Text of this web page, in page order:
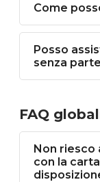
Come
Posso
senza
FAQ
Non
con la